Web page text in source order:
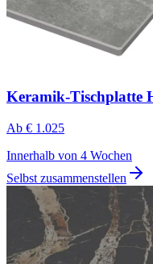
Keramik-Tischplatte
Ab € 1.025
Innerhalb von 4 Wochen
Selbst zusammenstellen